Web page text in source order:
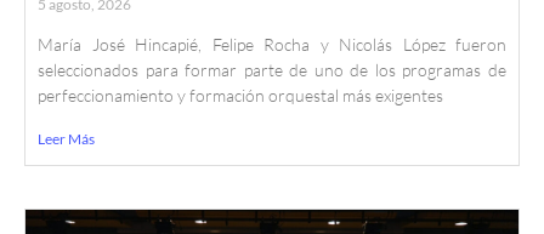
5 agosto, 2026
María José Hincapié, Felipe Rocha y Nicolás López fueron
seleccionados para formar parte de uno de los programas de
perfeccionamiento y formación orquestal más exigentes
Leer Más